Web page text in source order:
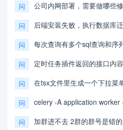
问 公司内网部署，需要做哪些
问 后端安装失败，执行数据库
问 每次查询有多个sql查询和序
问 定时任务插件返回的接口内
问 在tsx文件里生成一个下拉菜
问 celery -A application worker
问 加群进不去 2群的群号是错的